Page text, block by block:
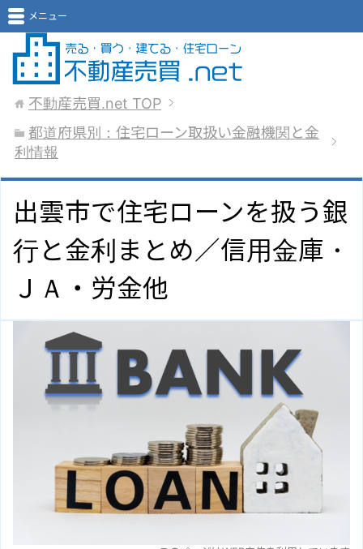
メニュー
不動産売買.net TOP
都道府県別：住宅ローン取扱い金融機関と金
利情報
出雲市で住宅ローンを扱う銀
行と金利まとめ／信用金庫・
ＪＡ・労金他